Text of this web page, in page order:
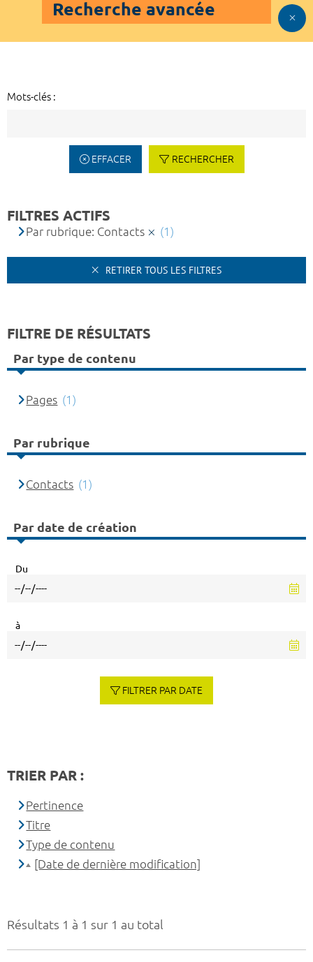
Recherche avancée
Mots-clés :
EFFACER RECHERCHER
Résultats 1 à 1 sur 1 au total
FILTRES ACTIFS
Par rubrique: Contacts (1)
RETIRER TOUS LES FILTRES
FILTRE DE RÉSULTATS
Par type de contenu
Pages (1)
Par rubrique
Contacts (1)
Par date de création
Du
à
FILTRER PAR DATE
TRIER PAR :
Pertinence
Titre
Type de contenu
[Date de dernière modification]